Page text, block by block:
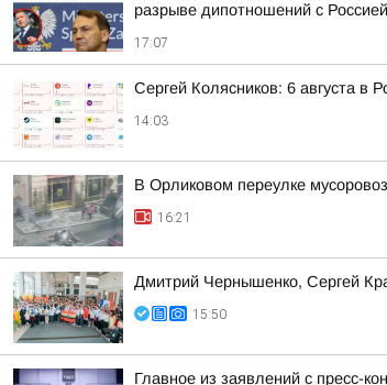
разрыве дипотношений с
17:07
Сергей Колясников: 6 августа в
14:03
В Орликовом переулке
16:21
Дмитрий Чернышенко, Сергей
15:50
Главное из заявлений с пресс-